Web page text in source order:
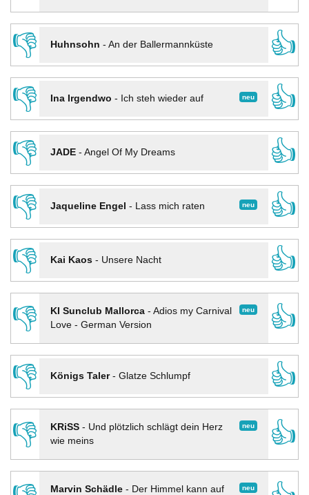
👎
Huhnsohn - An der Ballermannküste
👍
👎
neu
Ina Irgendwo - Ich steh wieder auf
👍
👎
JADE- Angel Of My Dreams
👍
👎
neu
Jaqueline Engel - Lass mich raten
👍
👎
Kai Kaos- Unsere Nacht
👍
👎
neu
KI Sunclub Mallorca- Adios my Carnival
Love - German Version
👍
👎
Königs Taler- Glatze Schlumpf
👍
👎
neu
KRiSS- Und plötzlich schlägt dein Herz
wie meins
👍
neu
Marvin Schädle- Der Himmel kann auf